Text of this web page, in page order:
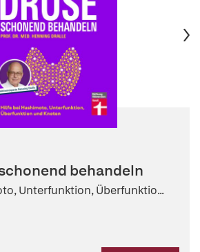
behandeln
Unterfunktion, Überfunktio...